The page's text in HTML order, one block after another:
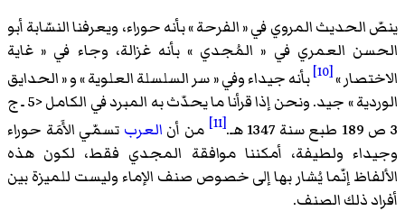
ينصّ الحديث المروي في « الفرحة » بأنه حوراء، ويعرفنا النسّابةأبو
الحسن العمري في « المُجدي » بأنه غزالة، وجاء في « غاية
الاختصار »[10] بأنه جيداء وفي «سر السلسلة العلوية» و «الحدايق
الوردية
» جيد. ونحن إذا قرأنا ما يحدّث به المبرد في الكامل <5 ـ ج
3 ص 189 طبع سنة 1347 هـ.
[11] من أن العرب تسمّي الأَمَة حوراء
وجيداء ولطيفة، أمكننا موافقة المجدي فقط، لكون هذه
الألفاظ إنّما يُشار بها إلى خصوص صنف الإماء وليست للميزة بين
أفراد ذلك الصنف.